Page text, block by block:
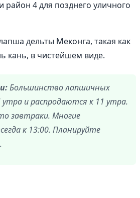
район 4 для позднего уличного
дельты Меконга, такая как
кань, в чистейшем виде.
Большинство лапшичных
и распродаются к 11 утра.
завтраки. Многие
к 13:00. Планируйте